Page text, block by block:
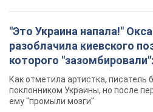
"Это Украина напала!"
разоблачила киевского
которого
русского не знал, а теперь
геноцида украинцев
Как отметила артистка, писатель
поклонником Украины, но после
ему "промыли мозги"